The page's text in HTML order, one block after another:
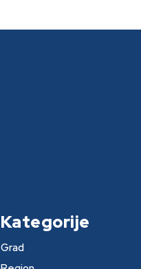
Kategorije
Grad